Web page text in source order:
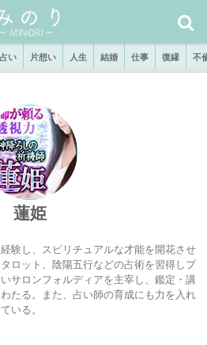
い 片想い 人生 結婚 仕事 復縁 不
蓮姫
験し、スピリチュアルな才能を開花させ
ロット、陰陽五行などの占術を習得しプ
サロンフォルディアを主宰し、鑑定・講
たる。また、占い師の育成にも力を入れ
いる。